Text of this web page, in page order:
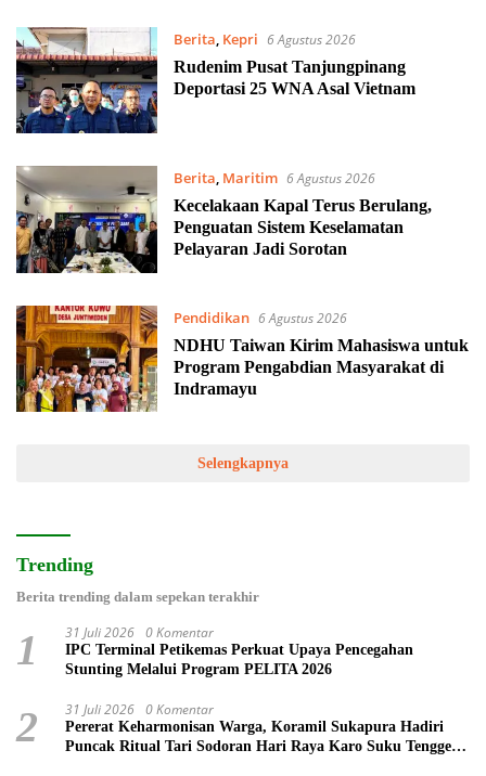
Berita, Kepri 6 Agustus 2026
Rudenim Pusat Tanjungpinang
Deportasi 25 WNA Asal Vietnam
Berita, Maritim 6 Agustus 2026
Kecelakaan Kapal Terus Berulang,
Penguatan Sistem Keselamatan
Pelayaran Jadi Sorotan
Pendidikan 6 Agustus 2026
NDHU Taiwan Kirim Mahasiswa untuk
Program Pengabdian Masyarakat di
Indramayu
Selengkapnya
Trending
Berita trending dalam sepekan terakhir
1 31 Juli 2026 0 Komentar
IPC Terminal Petikemas Perkuat Upaya Pencegahan
Stunting Melalui Program PELITA 2026
2 31 Juli 2026 0 Komentar
Pererat Keharmonisan Warga, Koramil Sukapura Hadiri
Puncak Ritual Tari Sodoran Hari Raya Karo Suku Tengger